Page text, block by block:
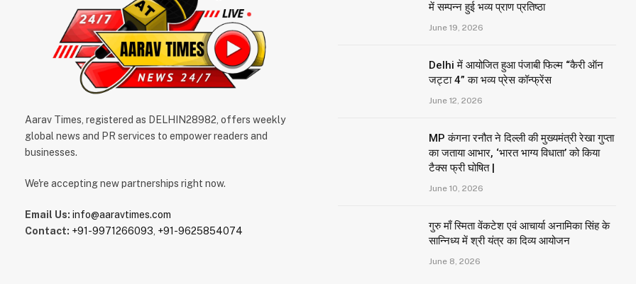
Aarav Times, registered as DELHIN28982, offers weekly
global news and PR services to empower readers and
businesses.
We're accepting new partnerships right now.
Email Us: info@aaravtimes.com
Contact: +91-9971266093, +91-9625854074
में सम्पन्न हुई भव्य प्राण प्रतिष्ठा
June 19, 2026
Delhi में आयोजित हुआ पंजाबी फिल्म “कैरी ऑन
जट्टा 4” का भव्य प्रेस कॉन्फ्रेंस
June 12, 2026
MP कंगना रनौत ने दिल्ली की मुख्यमंत्री रेखा गुप्ता
का जताया आभार, ‘भारत भाग्य विधाता’ को किया
टैक्स फ्री घोषित |
June 10, 2026
गुरु माँ स्मिता वेंकटेश एवं आचार्या अनामिका सिंह के
सान्निध्य में श्री यंत्र का दिव्य आयोजन
June 8, 2026